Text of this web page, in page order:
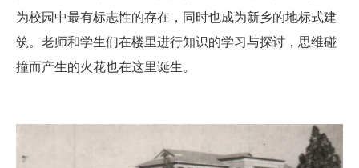
为校园中最有标志性的存在，同时也成为新乡的地标式建
筑。老师和学生们在楼里进行知识的学习与探讨，思维碰
撞而产生的火花也在这里诞生。